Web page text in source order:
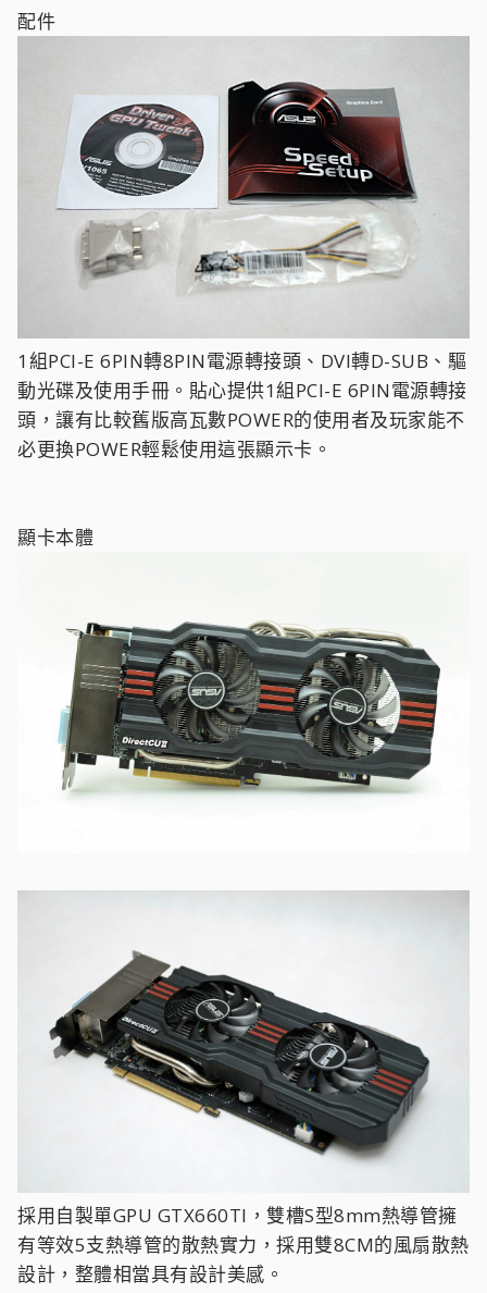
配件
1組PCI-E 6PIN轉8PIN電源轉接頭、DVI轉D-SUB、驅
動光碟及使用手冊。貼心提供1組PCI-E 6PIN電源轉接
頭，讓有比較舊版高瓦數POWER的使用者及玩家能不
必更換POWER輕鬆使用這張顯示卡。
顯卡本體
採用自製單GPU GTX660TI，雙槽S型8mm熱導管擁
有等效5支熱導管的散熱實力，採用雙8CM的風扇散熱
設計，整體相當具有設計美感。